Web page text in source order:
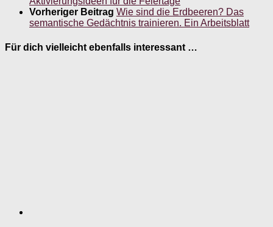
Vorheriger Beitrag Wie sind die Erdbeeren? Das
semantische Gedächtnis trainieren. Ein Arbeitsblatt
Für dich vielleicht ebenfalls interessant …